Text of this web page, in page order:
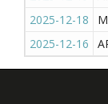
2025-12-18
2025-12-16